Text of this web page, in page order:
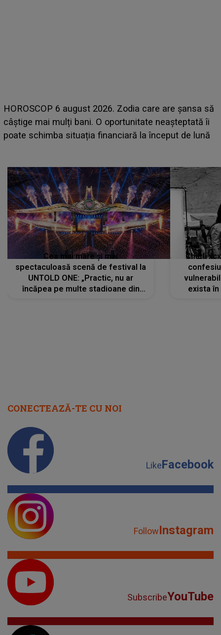
LINE-UP UNTOLD ONE, prima zi. Cine sunt artiștii
care deschid festivalul și de la ce ore au loc cele mai
așteptate concerte pe scena principală?
Cea mai mare și mai
spectaculoasă scenă de festival la
UNTOLD ONE: „Practic, nu ar
încăpea pe multe stadioane din
Charli
exista
CONECTEAZĂ-TE CU NOI
LikeFacebook
FollowInstagram
SubscribeYouTube